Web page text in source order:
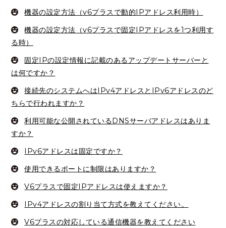
機器の設定方法（v6プラスで動的IPアドレス利用時）
機器の設定方法（v6プラスで固定IPアドレスを1つ利用す
る時）
固定IPの設定情報に記載のあるアップデートサーバーと
は何ですか？
接続先のシステムへはIPv4アドレスとIPv6アドレスのど
ちらで行われますか？
利用可能な公開されているDNSサーバアドレスはありま
すか？
IPv6アドレスは固定ですか？
使用できるポートに制限はありますか？
V6プラスで固定IPアドレスは使えますか？
IPv4アドレスの割り当て方式を教えてください。
V6プラスの対応している通信機器を教えてください